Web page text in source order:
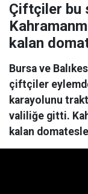
Çiftçiler bu
kalan
Bursa ve
çiftçiler
karayolunu
valiliğe gitti.
kalan